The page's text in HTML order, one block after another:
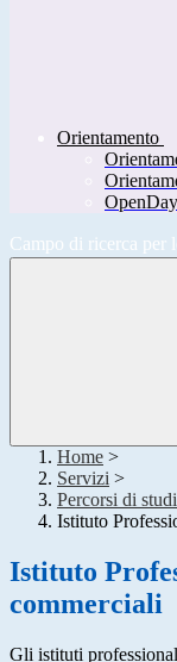
Orientamento
OpenDay
Campo di ricerca per
Home >
Servizi >
Percorsi di
Istituto
Istituto
commerciali
Gli istituti